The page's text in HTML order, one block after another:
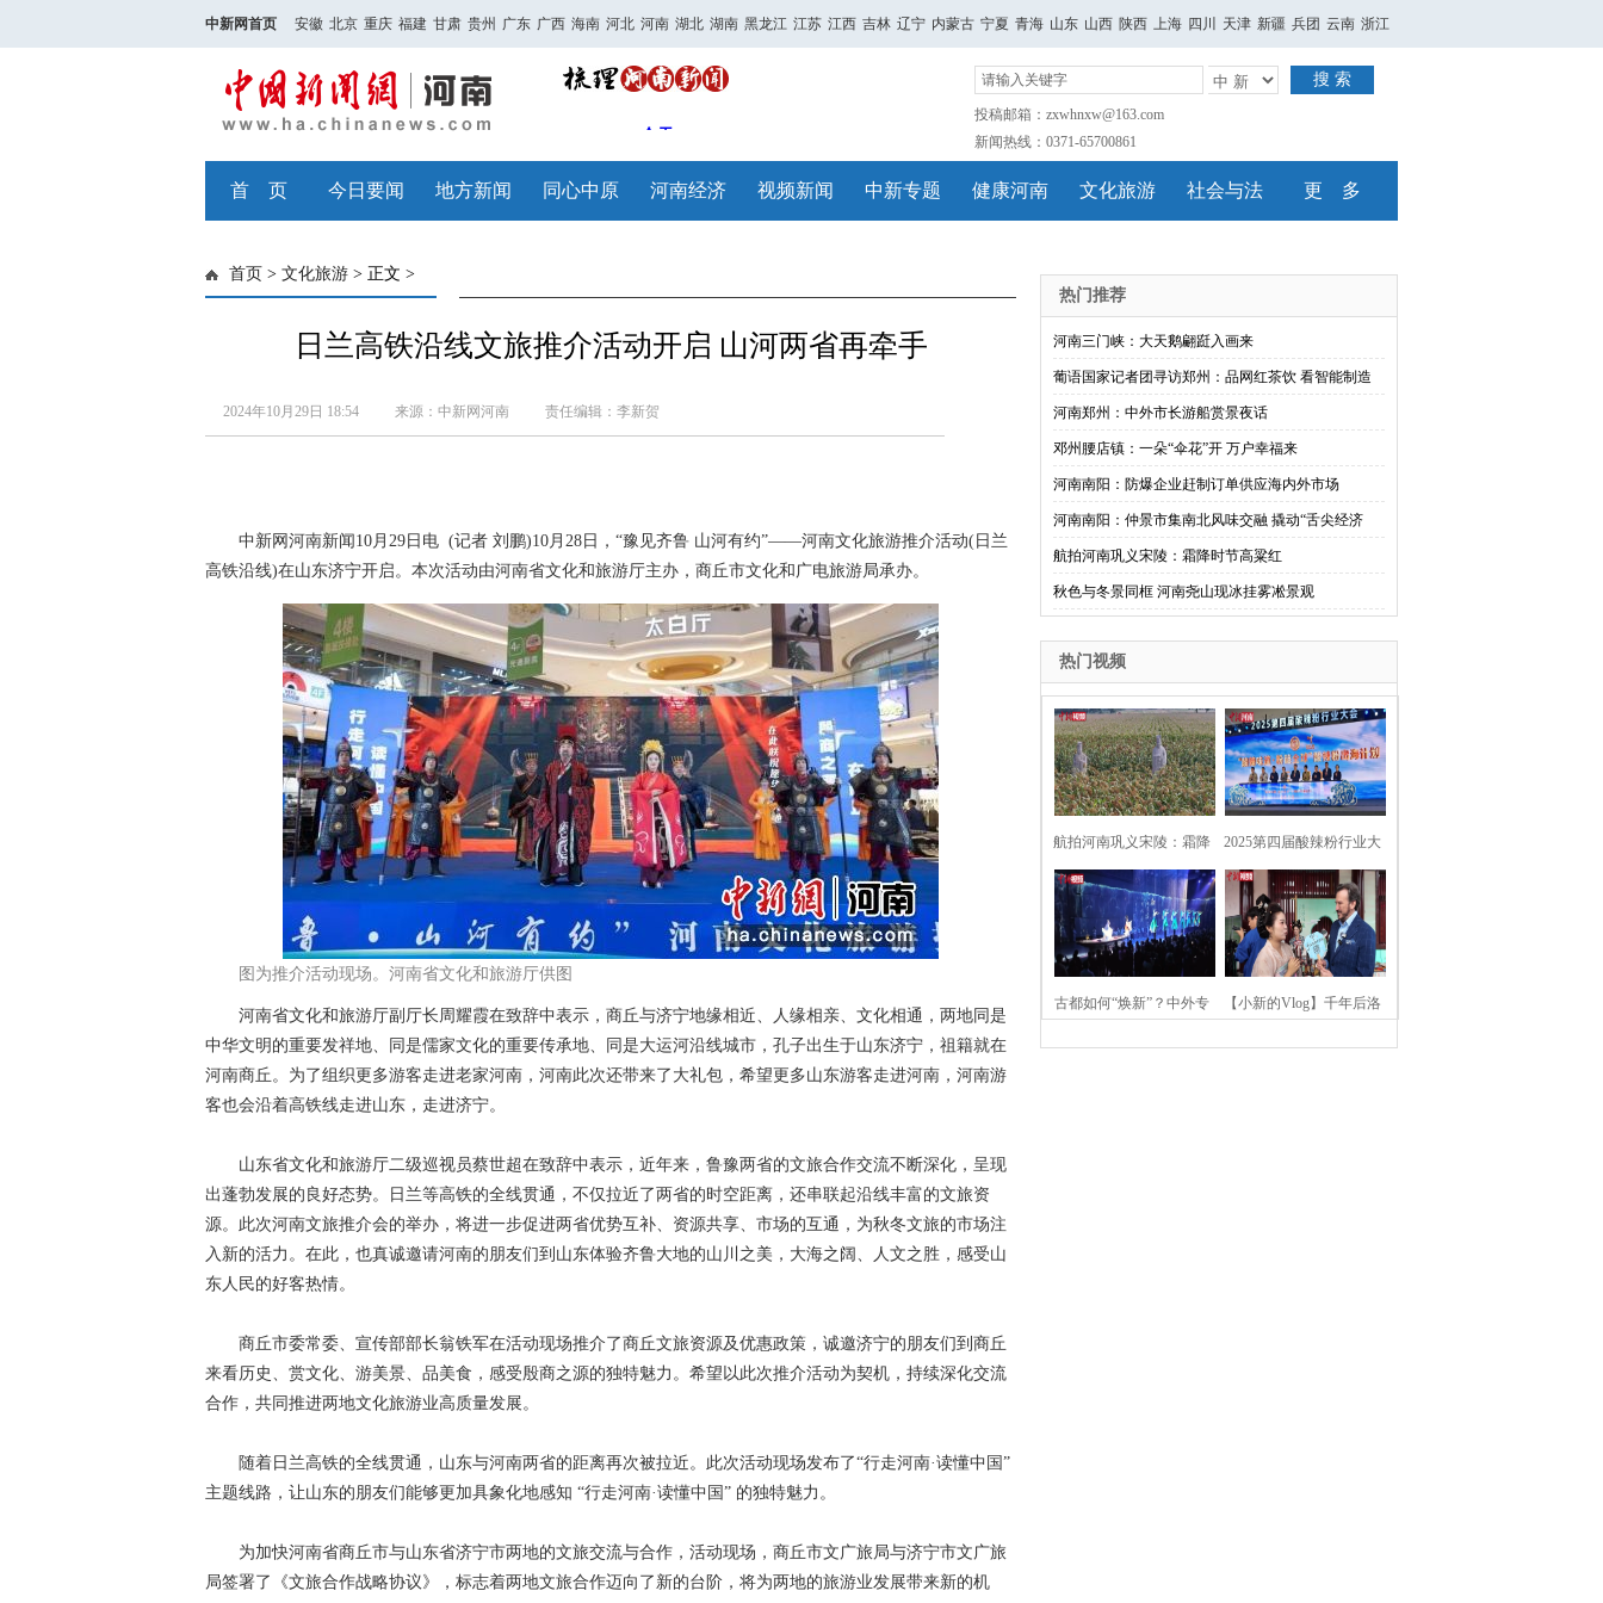
中新网首页 安徽 北京 重庆 福建 甘肃 贵州 广东 广西 海南 河北 河南 湖北 湖南 黑龙江 江苏 江西 吉林 辽宁 内蒙古 宁夏 青海 山东 山西 陕西 上海 四川 天津 新疆 兵团 云南 浙江
搜 索
投稿邮箱：zxwhnxw@163.com
新闻热线：0371-65700861
首 页 今日要闻 地方新闻 同心中原 河南经济 视频新闻 中新专题 健康河南 文化旅游 社会与法 更 多
首页 > 文化旅游 > 正文 >
日兰高铁沿线文旅推介活动开启 山河两省再牵手
2024年10月29日 18:54 来源：中新网河南 责任编辑：李新贺
中新网河南新闻10月29日电 (记者 刘鹏)10月28日，“豫见齐鲁 山河有约”——河南文化旅游推介活动(日兰
高铁沿线)在山东济宁开启。本次活动由河南省文化和旅游厅主办，商丘市文化和广电旅游局承办。
图为推介活动现场。河南省文化和旅游厅供图
河南省文化和旅游厅副厅长周耀霞在致辞中表示，商丘与济宁地缘相近、人缘相亲、文化相通，两地同是
中华文明的重要发祥地、同是儒家文化的重要传承地、同是大运河沿线城市，孔子出生于山东济宁，祖籍就在
河南商丘。为了组织更多游客走进老家河南，河南此次还带来了大礼包，希望更多山东游客走进河南，河南游
客也会沿着高铁线走进山东，走进济宁。
山东省文化和旅游厅二级巡视员蔡世超在致辞中表示，近年来，鲁豫两省的文旅合作交流不断深化，呈现
出蓬勃发展的良好态势。日兰等高铁的全线贯通，不仅拉近了两省的时空距离，还串联起沿线丰富的文旅资
源。此次河南文旅推介会的举办，将进一步促进两省优势互补、资源共享、市场的互通，为秋冬文旅的市场注
入新的活力。在此，也真诚邀请河南的朋友们到山东体验齐鲁大地的山川之美，大海之阔、人文之胜，感受山
东人民的好客热情。
商丘市委常委、宣传部部长翁铁军在活动现场推介了商丘文旅资源及优惠政策，诚邀济宁的朋友们到商丘
来看历史、赏文化、游美景、品美食，感受殷商之源的独特魅力。希望以此次推介活动为契机，持续深化交流
合作，共同推进两地文化旅游业高质量发展。
随着日兰高铁的全线贯通，山东与河南两省的距离再次被拉近。此次活动现场发布了“行走河南·读懂中国”
主题线路，让山东的朋友们能够更加具象化地感知 “行走河南·读懂中国” 的独特魅力。
为加快河南省商丘市与山东省济宁市两地的文旅交流与合作，活动现场，商丘市文广旅局与济宁市文广旅
局签署了《文旅合作战略协议》，标志着两地文旅合作迈向了新的台阶，将为两地的旅游业发展带来新的机
热门推荐
河南三门峡：大天鹅翩跹入画来
葡语国家记者团寻访郑州：品网红茶饮 看智能制造
河南郑州：中外市长游船赏景夜话
邓州腰店镇：一朵“伞花”开 万户幸福来
河南南阳：防爆企业赶制订单供应海内外市场
河南南阳：仲景市集南北风味交融 撬动“舌尖经济
航拍河南巩义宋陵：霜降时节高粱红
秋色与冬景同框 河南尧山现冰挂雾凇景观
热门视频
航拍河南巩义宋陵：霜降
时节高粱红
2025第四届酸辣粉行业大
会在河南开封举行
古都如何“焕新”？中外专 【小新的Vlog】千年后洛